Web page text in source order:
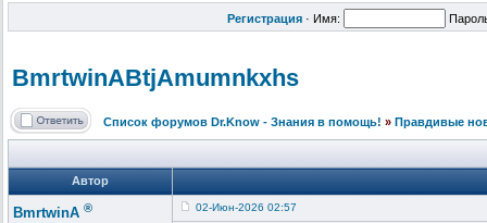
Регистрация · Имя:
BmrtwinABtjAmumnkxhs
Список форумов Dr.Know - Знания в помощь! » Правдивые
Автор
BmrtwinA ® 02-Июн-2026 02:57